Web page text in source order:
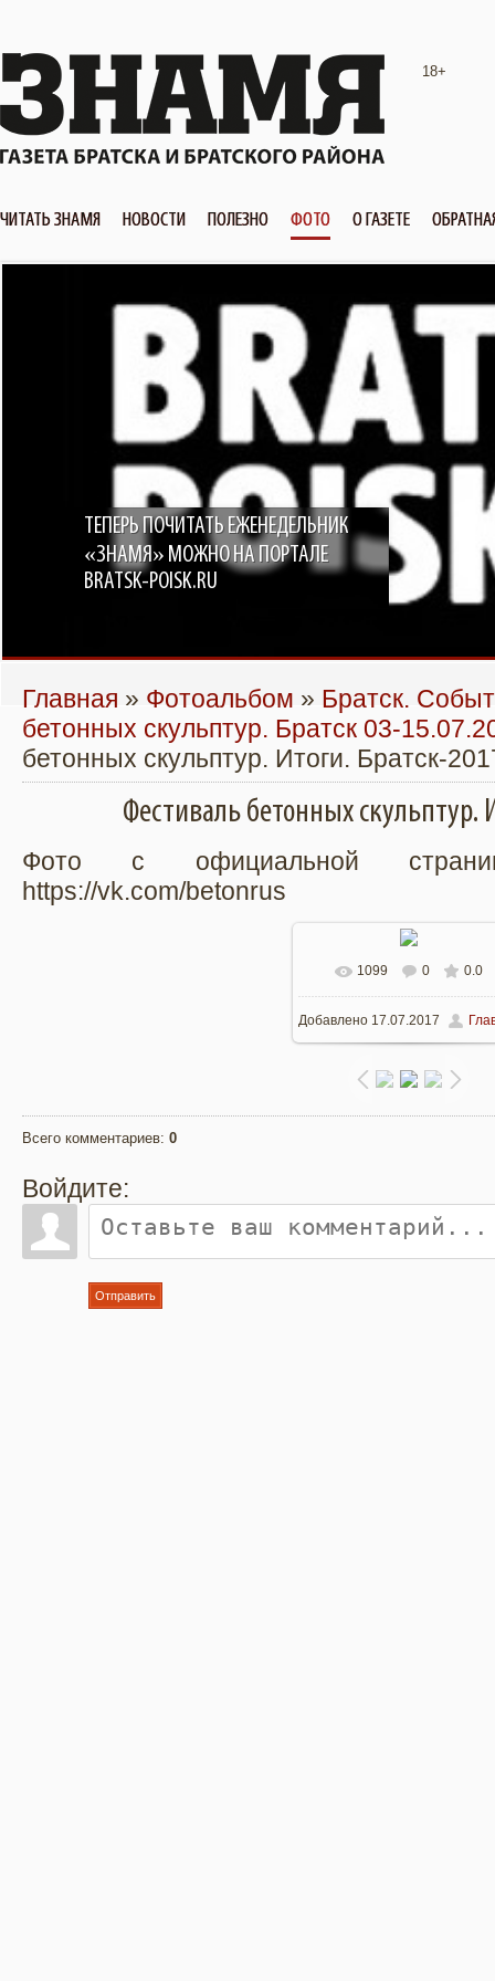
18+
ЧИТАТЬ ЗНАМЯ НОВОСТИ ПОЛЕЗНО ФОТО О ГАЗЕТЕ
ТЕПЕРЬ ПОЧИТАТЬ ЕЖЕНЕДЕЛЬНИК
«ЗНАМЯ» МОЖНО НА ПОРТАЛЕ
BRATSK-POISK.RU
Главная » Фотоальбом » Братск.
бетонных скульптур. Братск 03-
бетонных скульптур. Итоги. Братск-
Фестиваль бетонных скульптур.
Фото с официальной
https://vk.com/betonrus
В реальном размере
960x719 / 304.3Kb
1099 0 0.0
Добавлено17.07.2017
Всего комментариев: 0
Войдите:
Отправить